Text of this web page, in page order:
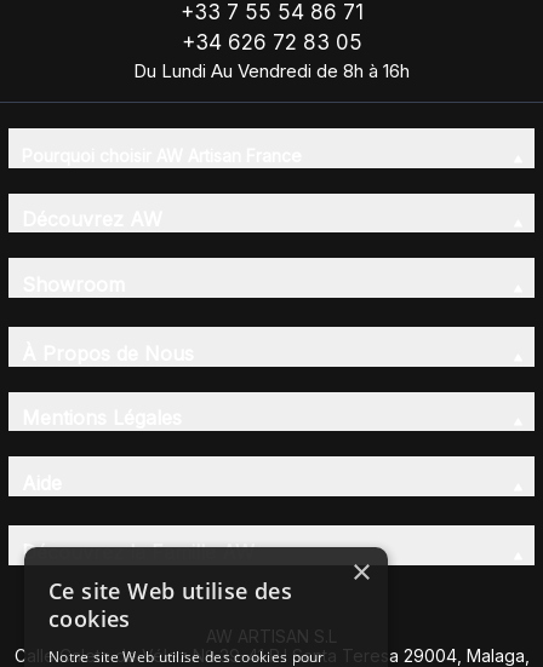
+33 7 55 54 86 71
+34 626 72 83 05
Du Lundi Au Vendredi de 8h à 16h
Découvrez la Famille AW
AW ARTISAN S.L
Calle Caleta de Vélez Nº 39-41 P.I Santa Teresa 29004, Malaga,
×
Ce site Web utilise des
cookies
Notre site Web utilise des cookies pour